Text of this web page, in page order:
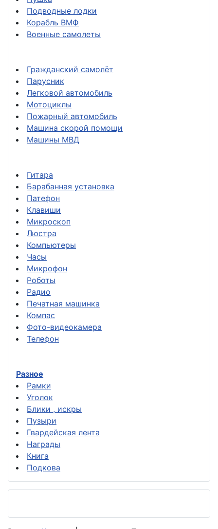
Подводные лодки
Корабль ВМФ
Военные самолеты
Гражданский самолёт
Парусник
Легковой автомобиль
Мотоциклы
Пожарный автомобиль
Машина скорой помощи
Машины МВД
Гитара
Барабанная установка
Патефон
Клавиши
Микроскоп
Люстра
Компьютеры
Часы
Микрофон
Роботы
Радио
Печатная машинка
Компас
Фото-видеокамера
Телефон
Разное
Рамки
Уголок
Блики , искры
Пузыри
Гвардейская лента
Награды
Книга
Подкова